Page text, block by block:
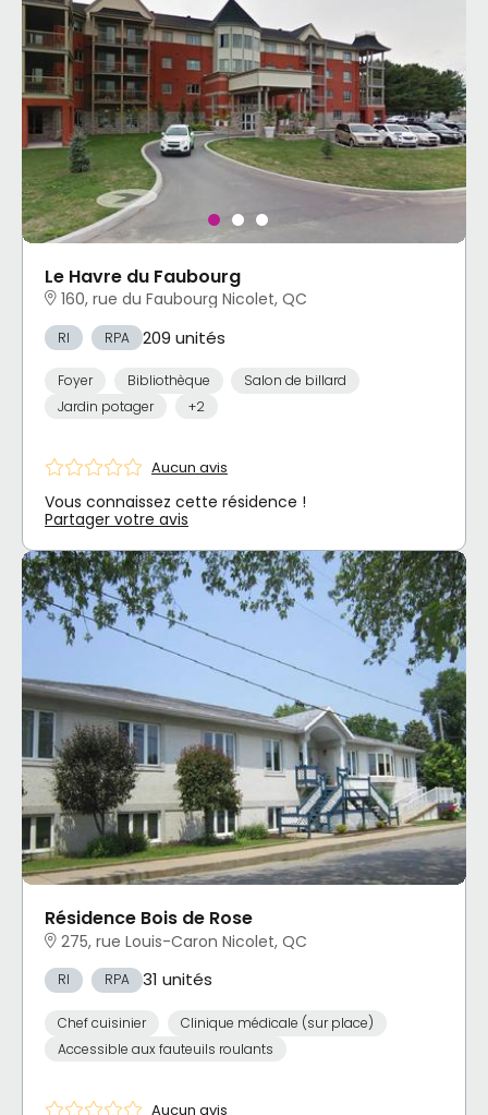
Le Havre du Faubourg
160, rue du Faubourg Nicolet, QC
RI RPA 209 unités
Foyer Bibliothèque
Salon de billard
Jardin potager
+2
Aucun avis
Vous connaissez cette résidence !
Partager votre avis
Résidence Bois de Rose
275, rue Louis-Caron Nicolet, QC
RI RPA 31 unités
Chef cuisinier
Clinique médicale (sur place)
Accessible aux fauteuils roulants
Aucun avis